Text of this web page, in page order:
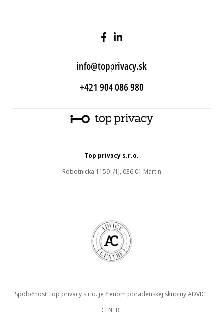
info@topprivacy.sk
+421 904 086 980
Top privacy s.r.o.
Robotnícka 11591/1J, 036 01 Martin
Spoločnosť Top privacy s.r.o. je členom poradenskej skupiny ADVICE
CENTRE